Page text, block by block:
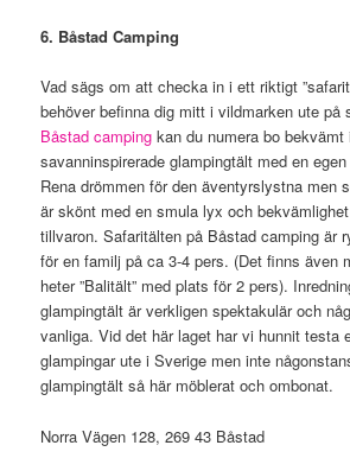
6. Båstad Camping
Vad sägs om att checka in i ett riktigt
behöver befinna dig mitt i vildmarken ute på
Båstad camping kan du numera bo
savanninspirerade glampingtält med en
Rena drömmen för den äventyrslystna men
är skönt med en smula lyx och
tillvaron. Safaritälten på Båstad camping är
för en familj på ca 3-4 pers. (Det finns även
heter ”Balitält” med plats för 2 pers).
glampingtält är verkligen spektakulär och
vanliga. Vid det här laget har vi hunnit testa
glampingar ute i Sverige men inte
glampingtält så här möblerat och ombonat.
Norra Vägen 128, 269 43 Båstad